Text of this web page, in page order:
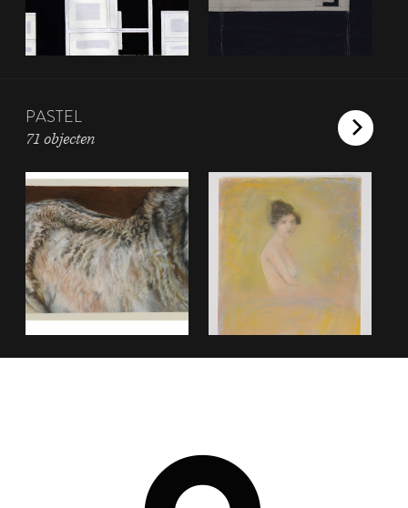
PASTEL
71 objecten